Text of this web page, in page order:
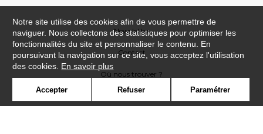
Newsletter
Contact
Où nous trouver ?
Notre site utilise des cookies afin de vous permettre de
naviguer. Nous collectons des statistiques pour optimiser les
fonctionnalités du site et personnaliser le contenu. En
poursuivant la navigation sur ce site, vous acceptez l'utilisation
des cookies. En savoir plus
Accepter Refuser Paramétrer